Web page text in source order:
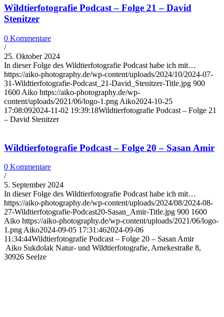
Wildtierfotografie Podcast – Folge 21 – David
Stenitzer
0 Kommentare
/
25. Oktober 2024
In dieser Folge des Wildtierfotografie Podcast habe ich mit…
https://aiko-photography.de/wp-content/uploads/2024/10/2024-07-
31-Wildtierfotografie-Podcast_21-David_Stenitzer-Title.jpg 900
1600 Aiko https://aiko-photography.de/wp-
content/uploads/2021/06/logo-1.png Aiko2024-10-25
17:08:092024-11-02 19:39:18Wildtierfotografie Podcast – Folge 21
– David Stenitzer
Wildtierfotografie Podcast – Folge 20 – Sasan Amir
0 Kommentare
/
5. September 2024
In dieser Folge des Wildtierfotografie Podcast habe ich mit…
https://aiko-photography.de/wp-content/uploads/2024/08/2024-08-
27-Wildtierfotografie-Podcast20-Sasan_Amir-Title.jpg 900 1600
Aiko https://aiko-photography.de/wp-content/uploads/2021/06/logo-
1.png Aiko2024-09-05 17:31:462024-09-06
11:34:44Wildtierfotografie Podcast – Folge 20 – Sasan Amir
Aiko Sukdolak Natur- und Wildtierfotografie, Arnekestraße 8,
30926 Seelze